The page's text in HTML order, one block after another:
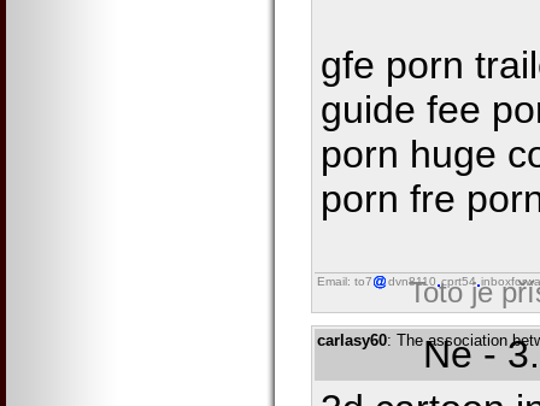
gfe porn
guide fee
porn huge
porn fre
Email: to7 dvn8110 cprt54
Toto je
carlasy60: The association
Ne -